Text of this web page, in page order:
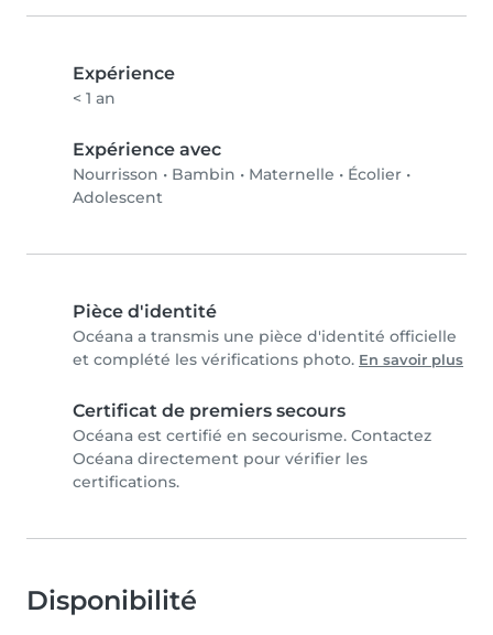
Expérience
< 1 an
Expérience avec
Nourrisson • Bambin • Maternelle • Écolier •
Adolescent
Pièce d'identité
Océana a transmis une pièce d'identité officielle
et complété les vérifications photo. En savoir plus
Certificat de premiers secours
Océana est certifié en secourisme. Contactez
Océana directement pour vérifier les
certifications.
Disponibilité